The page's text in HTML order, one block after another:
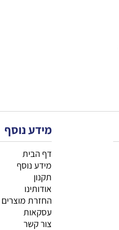
מידע נוסף
דף הבית
מידע נוסף
תקנון
אודותינו
החזרת מוצרים
עסקאות
צור קשר